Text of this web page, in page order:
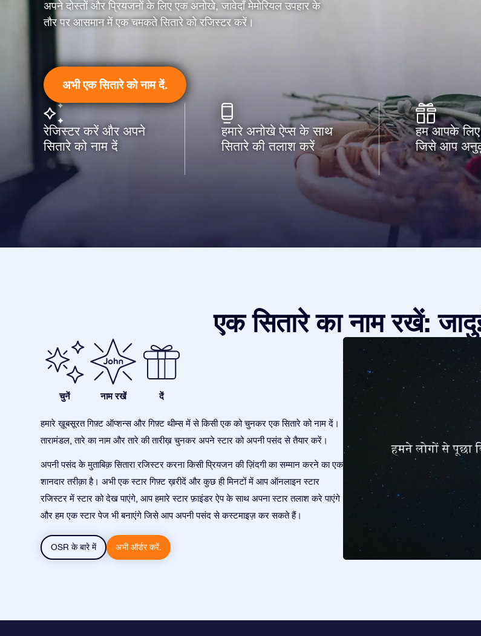
अपने दोस्तों और प्रियजनों के लिए एक अनोखे, जावेदाँ मेमोरियल उपहार के
तौर पर आसमान में एक चमकते सितारे को रजिस्टर करें।
अभी एक सितारे को नाम दें.
रेजिस्टर करें और अपने
सितारे को नाम दें
हमारे अनोखे ऐप्स के साथ
सितारे की तलाश करें
हम आपके लिए
जिसे आप
एक सितारे का नाम रखें:
चुनें नाम रखें दें
हमारे ख़ूबसूरत गिफ़्ट ऑप्शन्स और गिफ़्ट थीम्स में से किसी एक को चुनकर एक सितारे को नाम दें।
तारामंडल, तारे का नाम और तारे की तारीख़ चुनकर अपने स्टार को अपनी पसंद से तैयार करें।
अपनी पसंद के मुताबिक़ सितारा रजिस्टर करना किसी प्रियजन की ज़िंदगी का सम्मान करने का एक
शानदार तरीक़ा है। अभी एक स्टार गिफ़्ट ख़रीदें और कुछ ही मिनटों में आप ऑनलाइन स्टार
रजिस्टर में स्टार को देख पाएंगे, आप हमारे स्टार फ़ाइंडर ऐप के साथ अपना स्टार तलाश करे पाएंगे
और हम एक स्टार पेज भी बनाएंगे जिसे आप अपनी पसंद से कस्टमाइज़ कर सकते हैं।
OSR के बारे में अभी ऑर्डर करें.